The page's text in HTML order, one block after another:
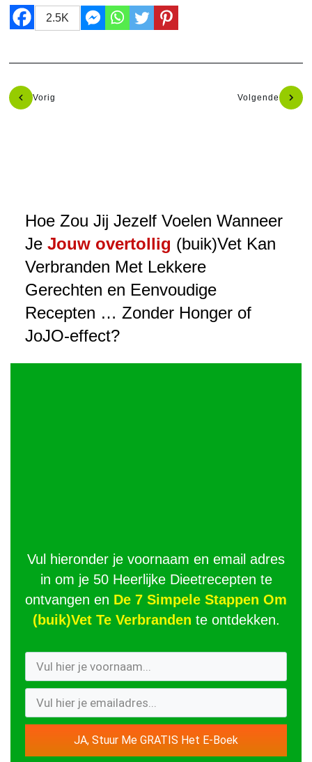
2.5K
Vorig Volgende
Hoe Zou Jij Jezelf Voelen Wanneer
Je Jouw overtollig (buik)Vet Kan
Verbranden Met Lekkere
Gerechten en Eenvoudige
Recepten … Zonder Honger of
JoJO-effect?
Vul hieronder je voornaam en email adres
in om je 50 Heerlijke Dieetrecepten te
ontvangen en De 7 Simpele Stappen Om
(buik)Vet Te Verbranden te ontdekken.
JA, Stuur Me GRATIS Het E-Boek